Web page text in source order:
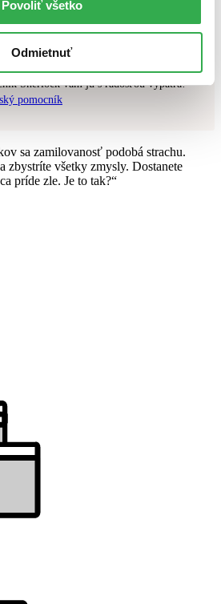
Povoliť všetko
Odmietnuť
výraz.
Sherlock vám ju s radosťou vypátra!
pomocník
sa zamilovanosť podobá strachu.
zbystrí­te všetky zmysly. Dostanete
prí­de zle. Je to tak?